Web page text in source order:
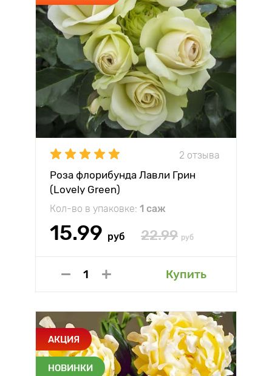
2 отзыва
Роза флорибунда Лавли Грин
(Lovely Green)
Кол-во в упаковке: 1 саж
15.99 руб 22.99 руб
Купить
АКЦИЯ
НОВИНКИ